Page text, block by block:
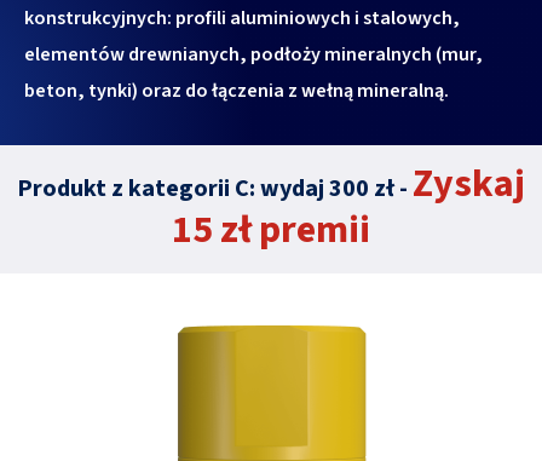
konstrukcyjnych: profili aluminiowych i stalowych,
elementów drewnianych, podłoży mineralnych (mur,
beton, tynki) oraz do łączenia z wełną mineralną.
Produkt z kategorii C: wydaj 300 zł - Zyskaj
15 zł premii